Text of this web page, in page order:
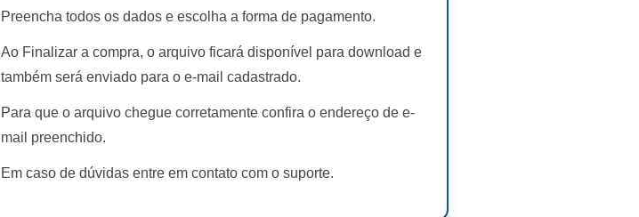
Preencha todos os dados e escolha a forma de pagamento.
Ao Finalizar a compra, o arquivo ficará disponível para download e
também será enviado para o e-mail cadastrado.
Para que o arquivo chegue corretamente confira o endereço de e-
mail preenchido.
Em caso de dúvidas entre em contato com o suporte.